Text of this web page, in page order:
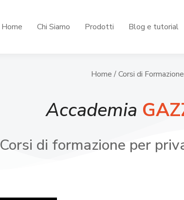
Home Chi Siamo Prodotti Blog e tutorial
Home / Corsi di Formazione
Accademia
Corsi di formazione per